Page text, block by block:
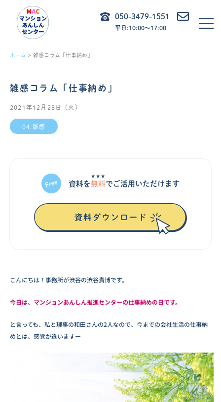
050-3479-1551
平日:10:00〜17:00
ホーム 雑感コラム「仕事納め」
雑感コラム「仕事納め」
2021年12月28日（火）
04.雑感
資料を無料
★★★
でご活⽤いただけます
こんにちは！事務所が渋谷の渋谷貴博です。
今日は、マンションあんしん推進センターの仕事納めの日です。
と言っても、私と理事の和田さんの2人なので、今までの会社生活の仕事納
めとは、感覚が違いますー